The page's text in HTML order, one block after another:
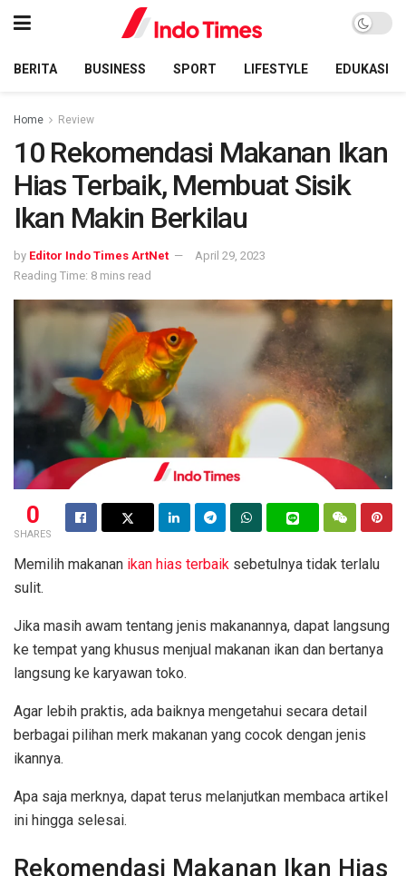
BERITA BUSINESS SPORT LIFESTYLE EDUKASI
Home Review
10 Rekomendasi Makanan Ikan
Hias Terbaik, Membuat Sisik
Ikan Makin Berkilau
by Editor Indo Times ArtNet
April 29, 2023
Reading Time: 8 mins read
0
SHARES
Memilih makanan ikan hias terbaik sebetulnya tidak terlalu
sulit.
Jika masih awam tentang jenis makanannya, dapat langsung
ke tempat yang khusus menjual makanan ikan dan bertanya
langsung ke karyawan toko.
Agar lebih praktis, ada baiknya mengetahui secara detail
berbagai pilihan merk makanan yang cocok dengan jenis
ikannya.
Apa saja merknya, dapat terus melanjutkan membaca artikel
ini hingga selesai.
Rekomendasi Makanan Ikan Hias